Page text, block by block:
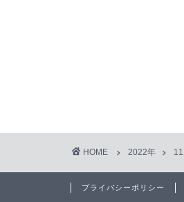
HOME 2022年 11
プライバシーポリシー